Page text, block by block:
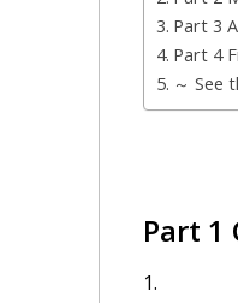
Part 3
Part 4
～ See
Part 1
1.